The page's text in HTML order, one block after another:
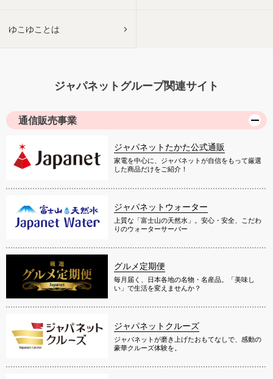
ゆこゆことは
ジャパネットグループ関連サイト
通信販売事業
ジャパネットたかた公式通販
家電を中心に、ジャパネットが自信をもって厳選
した商品だけをご紹介！
ジャパネットウォーター
上質な「富士山の天然水」。安心・安全、こだわ
りのウォーターサーバー
グルメ定期便
毎月届く、日本各地の名物・名産品。「美味し
い」で生活を変えませんか？
ジャパネットクルーズ
ジャパネットが磨き上げたおもてなしで、感動の
豪華クルーズ体験を。